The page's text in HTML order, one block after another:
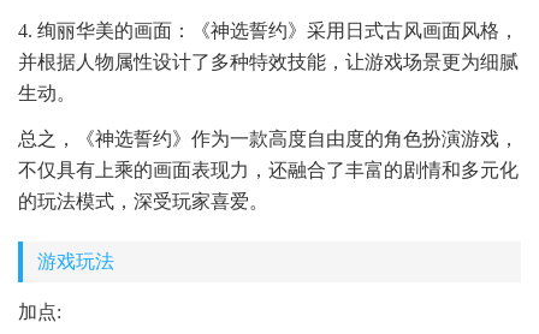
4. 绚丽华美的画面：《神选誓约》采用日式古风画面风格，
并根据人物属性设计了多种特效技能，让游戏场景更为细腻
生动。
总之，《神选誓约》作为一款高度自由度的角色扮演游戏，
不仅具有上乘的画面表现力，还融合了丰富的剧情和多元化
的玩法模式，深受玩家喜爱。
游戏玩法
加点: